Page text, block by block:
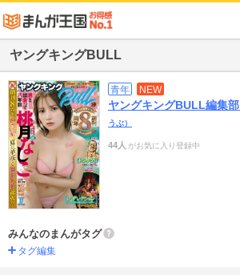
ヤングキングBULL
青年 NEW
ヤングキングBULL編集部
うぶ）
44人 がお気に入り登録中
みんなのまんがタグ
タグ編集